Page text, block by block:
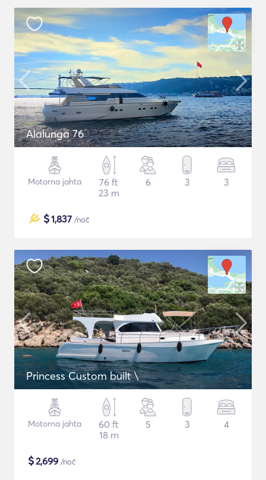
Alalunga 76
Motorna jahta
76 ft
23 m
6 3 3
$1,837 /noč
Princess Custom built \
Motorna jahta
60 ft
18 m
5 3 4
$2,699 /noč